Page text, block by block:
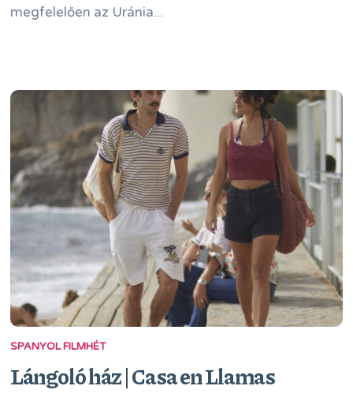
megfelelően az Uránia...
SPANYOL FILMHÉT
Lángoló ház | Casa en Llamas